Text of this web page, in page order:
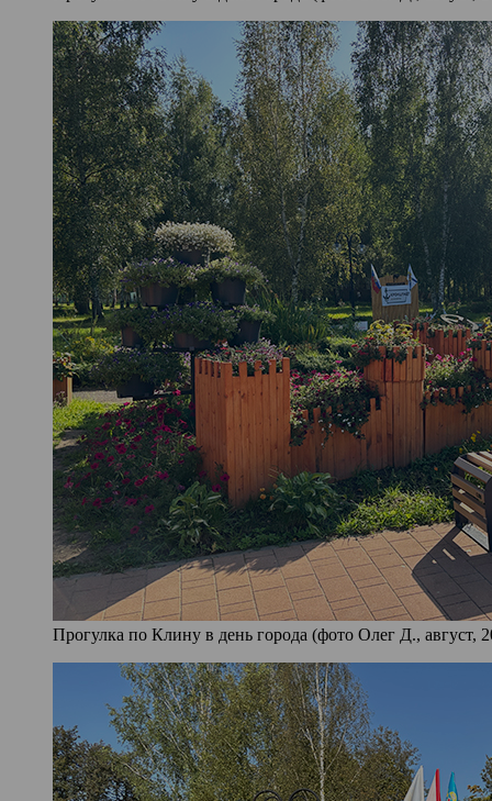
Прогулка по Клину в день города (фото Олег Д., август,